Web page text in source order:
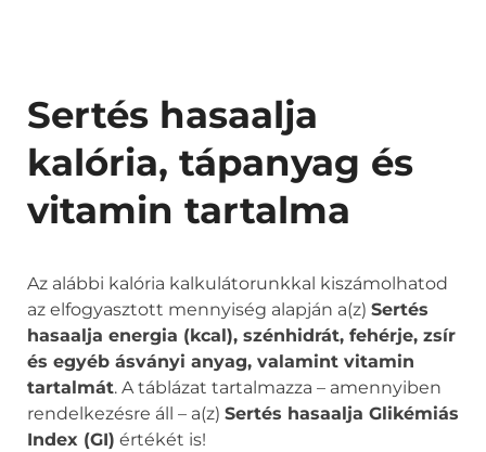
Sertés hasaalja
kalória, tápanyag és
vitamin tartalma
Az alábbi kalória kalkulátorunkkal kiszámolhatod
az elfogyasztott mennyiség alapján a(z) Sertés
hasaalja energia (kcal), szénhidrát, fehérje, zsír
és egyéb ásványi anyag, valamint vitamin
tartalmát. A táblázat tartalmazza – amennyiben
rendelkezésre áll – a(z) Sertés hasaalja Glikémiás
Index (GI) értékét is!